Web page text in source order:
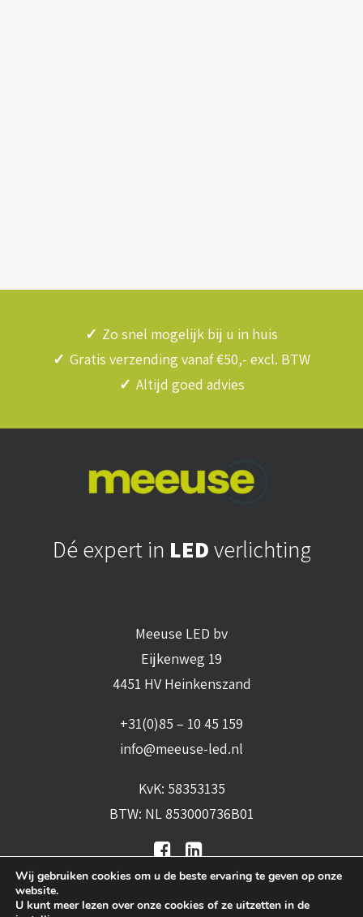
✓ Zo snel mogelijk bij u in huis
✓ Gratis verzending vanaf €50,- excl. BTW
✓ Altijd goed advies
Dé expert in LEDverlichting
Meeuse LED bv
Eijkenweg 19
4451 HV Heinkenszand
+31(0)85 – 10 45 159
info@meeuse-led.nl
KvK: 58353135
BTW: NL 853000736B01
Wij gebruiken cookies om u de beste ervaring te geven op onze
website.
U kunt meer lezen over onze cookies of ze uitzetten in de